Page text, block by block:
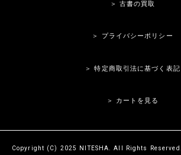
＞ 古書の買取
＞ プライバシーポリシー
＞ 特定商取引法に基づく表記
＞ カートを見る
Copyright (C) 2025 NITESHA. All Rights Reserved.